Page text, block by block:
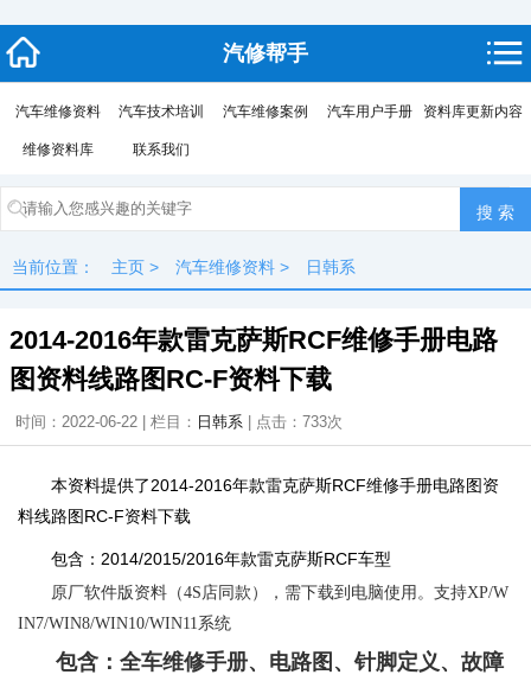
汽修帮手
汽车维修资料 汽车技术培训 汽车维修案例 汽车用户手册 资料库更新内容
维修资料库 联系我们
当前位置： 主页 > 汽车维修资料 > 日韩系
2014-2016年款雷克萨斯RCF维修手册电路
图资料线路图RC-F资料下载
时间：2022-06-22 | 栏目： 日韩系 | 点击： 733次
本资料提供了2014-2016年款雷克萨斯RCF维修手册电路图资
料线路图RC-F资料下载
包含：2014/2015/2016年款雷克萨斯RCF车型
原厂软件版资料（4S店同款），需下载到电脑使用。支持XP/W
IN7/WIN8/WIN10/WIN11系统
包含：全车维修手册、电路图、针脚定义、故障